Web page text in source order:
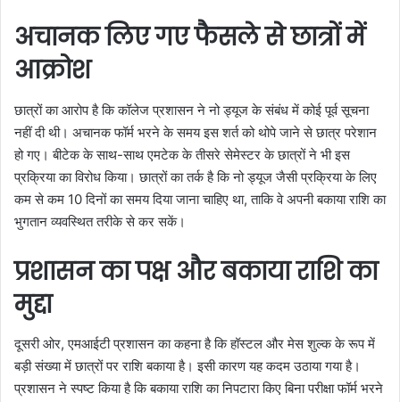
अचानक लिए गए फैसले से छात्रों में
आक्रोश
छात्रों का आरोप है कि कॉलेज प्रशासन ने नो ड्यूज के संबंध में कोई पूर्व सूचना
नहीं दी थी। अचानक फॉर्म भरने के समय इस शर्त को थोपे जाने से छात्र परेशान
हो गए। बीटेक के साथ-साथ एमटेक के तीसरे सेमेस्टर के छात्रों ने भी इस
प्रक्रिया का विरोध किया। छात्रों का तर्क है कि नो ड्यूज जैसी प्रक्रिया के लिए
कम से कम 10 दिनों का समय दिया जाना चाहिए था, ताकि वे अपनी बकाया राशि का
भुगतान व्यवस्थित तरीके से कर सकें।
प्रशासन का पक्ष और बकाया राशि का
मुद्दा
दूसरी ओर, एमआईटी प्रशासन का कहना है कि हॉस्टल और मेस शुल्क के रूप में
बड़ी संख्या में छात्रों पर राशि बकाया है। इसी कारण यह कदम उठाया गया है।
प्रशासन ने स्पष्ट किया है कि बकाया राशि का निपटारा किए बिना परीक्षा फॉर्म भरने